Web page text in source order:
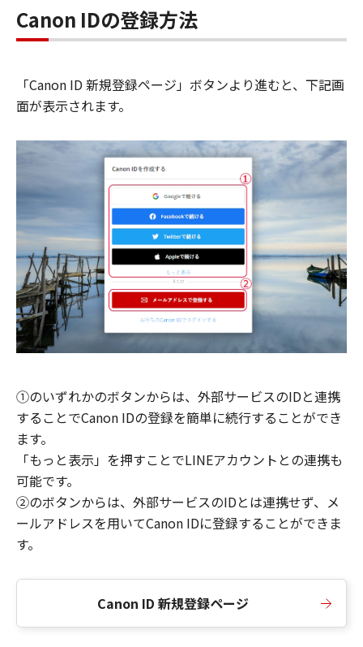
Canon IDの登録方法
「Canon ID 新規登録ページ」ボタンより進むと、下記画
面が表示されます。
①のいずれかのボタンからは、外部サービスのIDと連携
することでCanon IDの登録を簡単に続行することができ
ます。
「もっと表示」を押すことでLINEアカウントとの連携も
可能です。
②のボタンからは、外部サービスのIDとは連携せず、メ
ールアドレスを用いてCanon IDに登録することができま
す。
Canon ID 新規登録ページ